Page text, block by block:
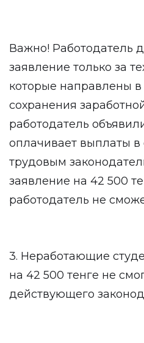
Важно! Работодатель
заявление только за
которые направлены в
сохранения
работодатель
оплачивает выплаты в
трудовым
заявление на 42 500
работодатель не
3. Неработающие
на 42 500 тенге не
действующего